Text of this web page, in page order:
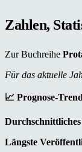
Zahlen,
Zur Buchreihe
Für das aktuelle
📈 Prognose-
Längste